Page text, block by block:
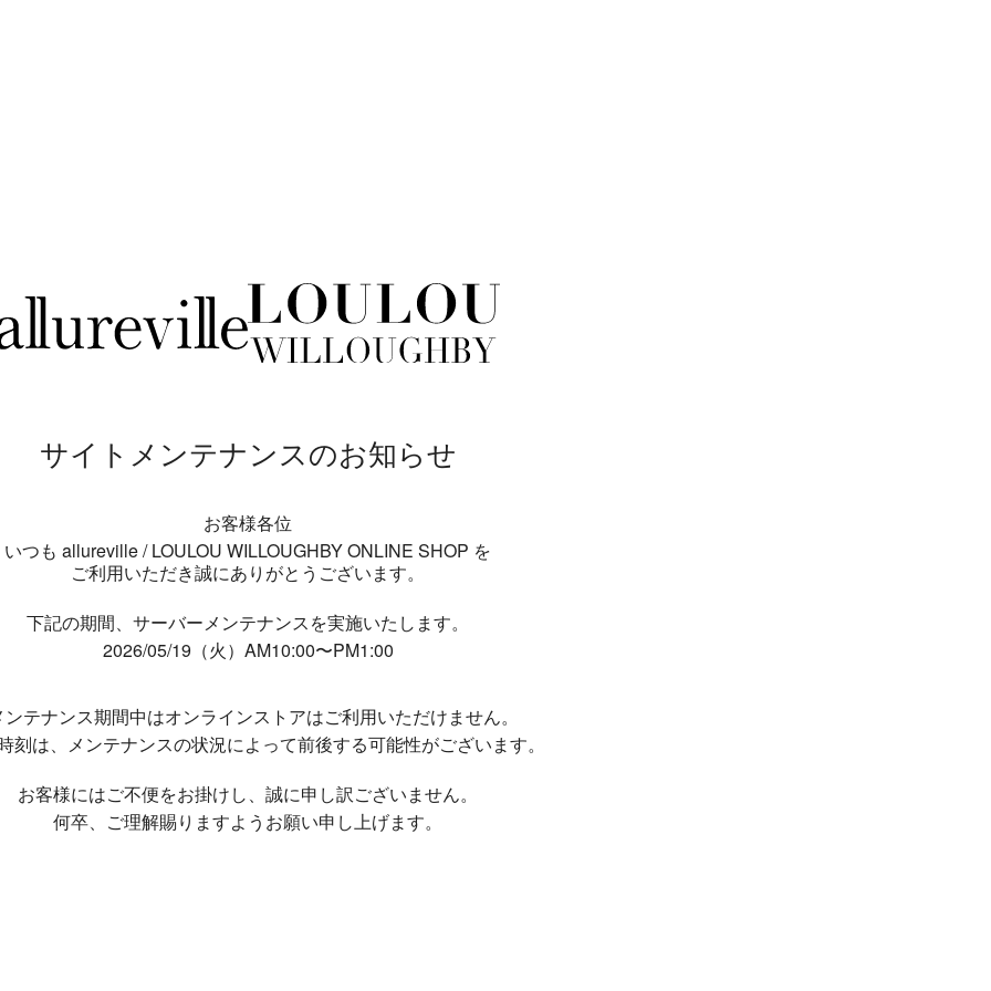
サイトメンテナンスのお知らせ
お客様各位
いつも allureville / LOULOU WILLOUGHBY ONLINE SHOP を
ご利用いただき誠にありがとうございます。
下記の期間、サーバーメンテナンスを実施いたします。
2026/05/19（火）AM10:00〜PM1:00
ンテナンス期間中はオンラインストアはご利用いただけません。
刻は、メンテナンスの状況によって前後する可能性がございます。
お客様にはご不便をお掛けし、 誠に申し訳ございません。
何卒、ご理解賜りますようお願い申し上げます。